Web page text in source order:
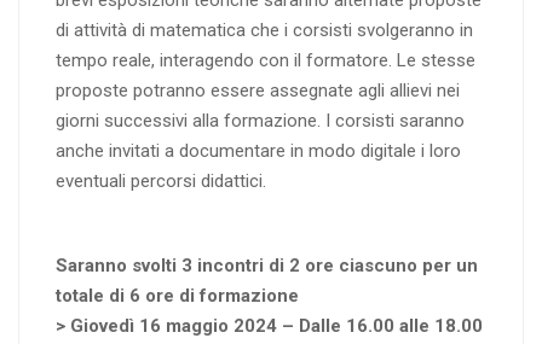
di attività di matematica che i corsisti svolgeranno in
tempo reale, interagendo con il formatore. Le stesse
proposte potranno essere assegnate agli allievi nei
giorni successivi alla formazione. I corsisti saranno
anche invitati a documentare in modo digitale i loro
eventuali percorsi didattici.
Saranno svolti 3 incontri di 2 ore ciascuno per un
totale di 6 ore di formazione
> Giovedì 16 maggio 2024 – Dalle 16.00 alle 18.00